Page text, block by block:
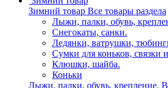
Зимний товар Все товары раздела
Лыжи, палки, обувь,
Снегокаты, санки.
Ледянки, ватрушки,
Сумки для коньков, связки
Клюшки, шайба.
Коньки
Лыжи, палки, обувь, крепление.